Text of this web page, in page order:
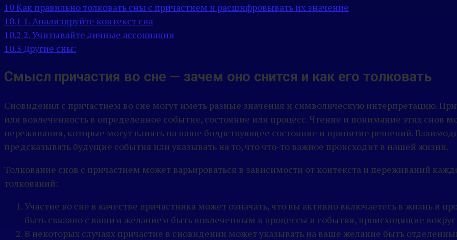
10Как правильно толковать сны с причастием и расшифровывать их значение
10.1 1. Анализируйте контекст сна
10.2 2. Учитывайте личные ассоциации
10.3 Другие сны:
Смысл причастия во сне — зачем оно снится и как его толковать
Сновидения с причастием во сне могут иметь разные значения и символическую интерпретацию.
или вовлеченность в определенное событие, состояние или процесс. Чтение и понимание этих
переживания, которые могут влиять на наше бодрствующее состояние и принятие решений.
предсказывать будущие события или указывать на то, что что-то важное происходит в нашей жизни.
Толкование снов с причастием может варьироваться в зависимости от контекста и переживаний
толкований:
Участие во сне в качестве причастника может означать, что вы активно включаетесь в жизнь и
быть связано с вашим желанием быть вовлеченным в процессы и события, происходящие вокруг
В некоторых случаях причастие в сновидении может указывать на ваше желание быть